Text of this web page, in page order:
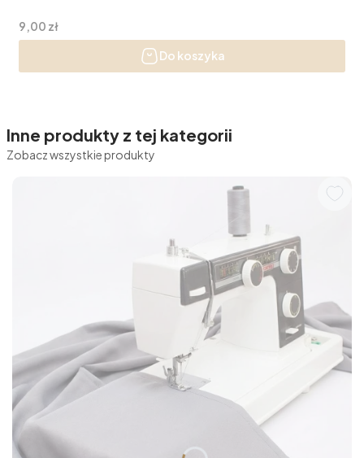
Cena
9,00 zł
Do koszyka
Inne produkty z tej kategorii
Zobacz wszystkie produkty